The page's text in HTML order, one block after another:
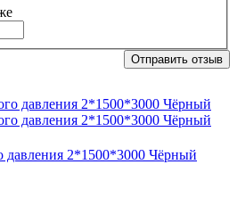
Отправить отзыв
2*1500*3000 Чёрный